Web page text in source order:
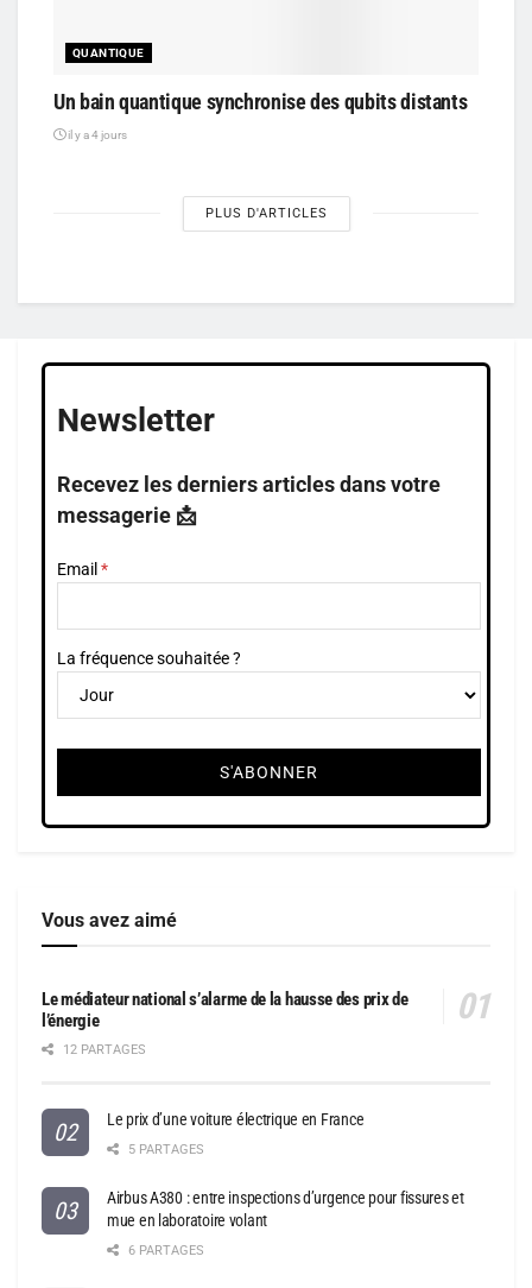
QUANTIQUE
Un bain quantique synchronise des qubits distants
il y a 4 jours
PLUS D'ARTICLES
Newsletter
Recevez les derniers articles dans votre
messagerie 📩
Email
La fréquence souhaitée ?
Vous avez aimé
Le médiateur national s’alarme de la hausse des prix de
l’énergie
12 PARTAGES
Le prix d’une voiture électrique en France
5 PARTAGES
Airbus A380 : entre inspections d’urgence pour fissures et
mue en laboratoire volant
6 PARTAGES